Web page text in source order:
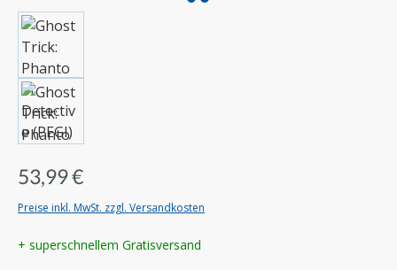
53,99 €
Preise inkl. MwSt. zzgl. Versandkosten
+ superschnellem Gratisversand